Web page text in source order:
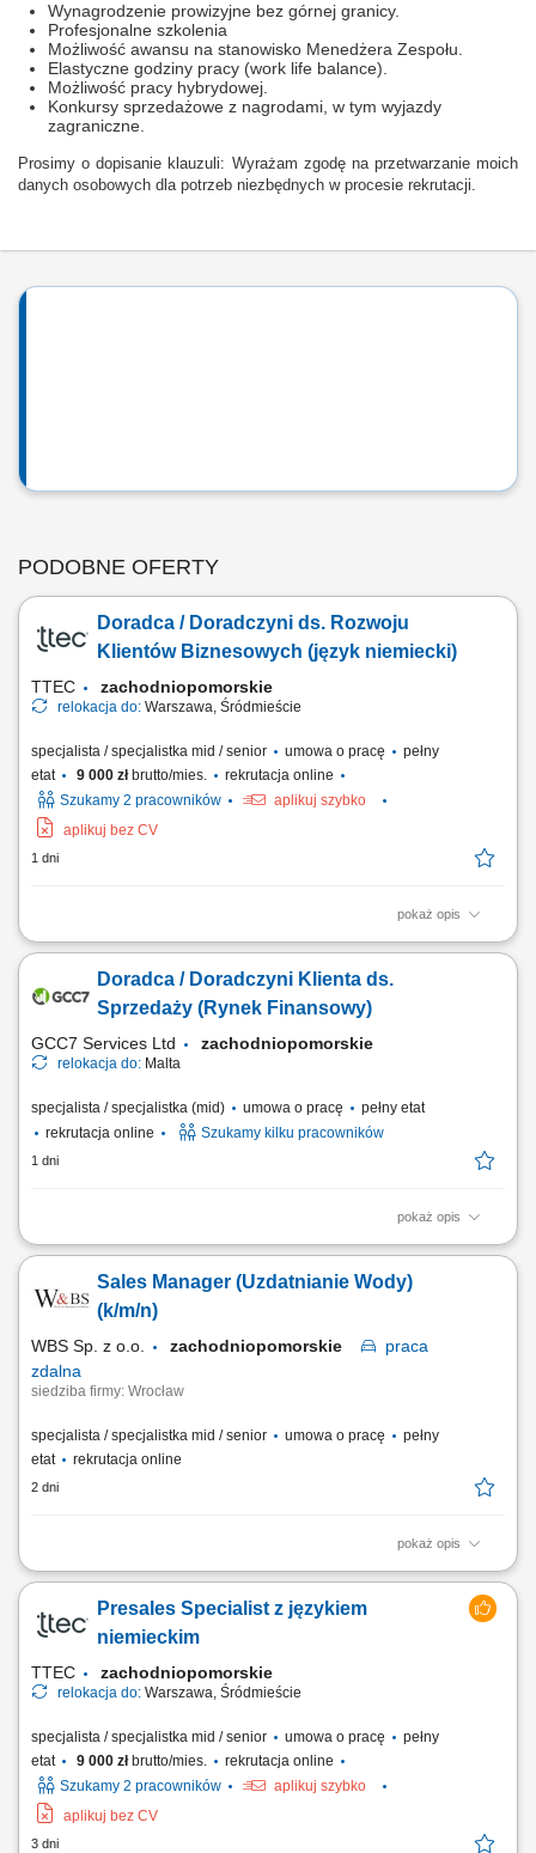
Wynagrodzenie prowizyjne bez górnej granicy.
Profesjonalne szkolenia
Możliwość awansu na stanowisko Menedżera Zespołu.
Elastyczne godziny pracy (work life balance).
Możliwość pracy hybrydowej.
Konkursy sprzedażowe z nagrodami, w tym wyjazdy
zagraniczne.
Prosimy o dopisanie klauzuli: Wyrażam zgodę na przetwarzanie moich
danych osobowych dla potrzeb niezbędnych w procesie rekrutacji.
PODOBNE OFERTY
Doradca / Doradczyni ds. Rozwoju
Klientów Biznesowych (język niemiecki)
TTEC zachodniopomorskie
relokacja do: Warszawa, Śródmieście
specjalista / specjalistka mid / senior umowa o pracę
pełny
etat
9 000 złbrutto/mies.
rekrutacja online
Szukamy 2 pracowników
aplikuj szybko
aplikuj bez CV
1 dni
pokaż opis
Opis stanowiska pozyskiwanie informacji o potencjalnych klientach i
oraz budowanie zainteresowania ofertą, współpraca z zespołem
sprzedaży w zakresie przygotowywania nowych możliwości
Doradca / Doradczyni Klienta ds.
Sprzedaży (Rynek Finansowy)
GCC7 Services Ltd zachodniopomorskie
relokacja do: Malta
specjalista / specjalistka (mid) umowa o pracę
pełny etat
rekrutacja online
Szukamy kilku pracowników
1 dni
pokaż opis
Zakres obowiązków: Telefoniczny kontakt z klientami zainteresowanymi
edukacji finansowej. Budowanie długofalowych relacji z klientami oraz
pozyskiwanie nowych odbiorców dla partnerów biznesowych.
Sales Manager (Uzdatnianie Wody)
(k/m/n)
WBS Sp. z o.o. zachodniopomorskie
praca
zdalna
siedziba firmy: Wrocław
specjalista / specjalistka mid / senior umowa o pracę
pełny
etat
rekrutacja online
2 dni
pokaż opis
Opis stanowiska pracy/zadania: Aktywne pozyskiwanie nowych klientów
i rozwijanie sieci partnerów. Utrzymywanie stałego kontaktu z obecnymi
klientami oraz zapewnianie im bieżącego wsparcia. Prowadzenie
negocjacji handlowych oraz przygotowywanie ofert dopasowanych do
Presales Specialist z językiem
niemieckim
TTEC zachodniopomorskie
relokacja do: Warszawa, Śródmieście
specjalista / specjalistka mid / senior umowa o pracę
pełny
etat
9 000 złbrutto/mies.
rekrutacja online
Szukamy 2 pracowników
aplikuj szybko
aplikuj bez CV
3 dni